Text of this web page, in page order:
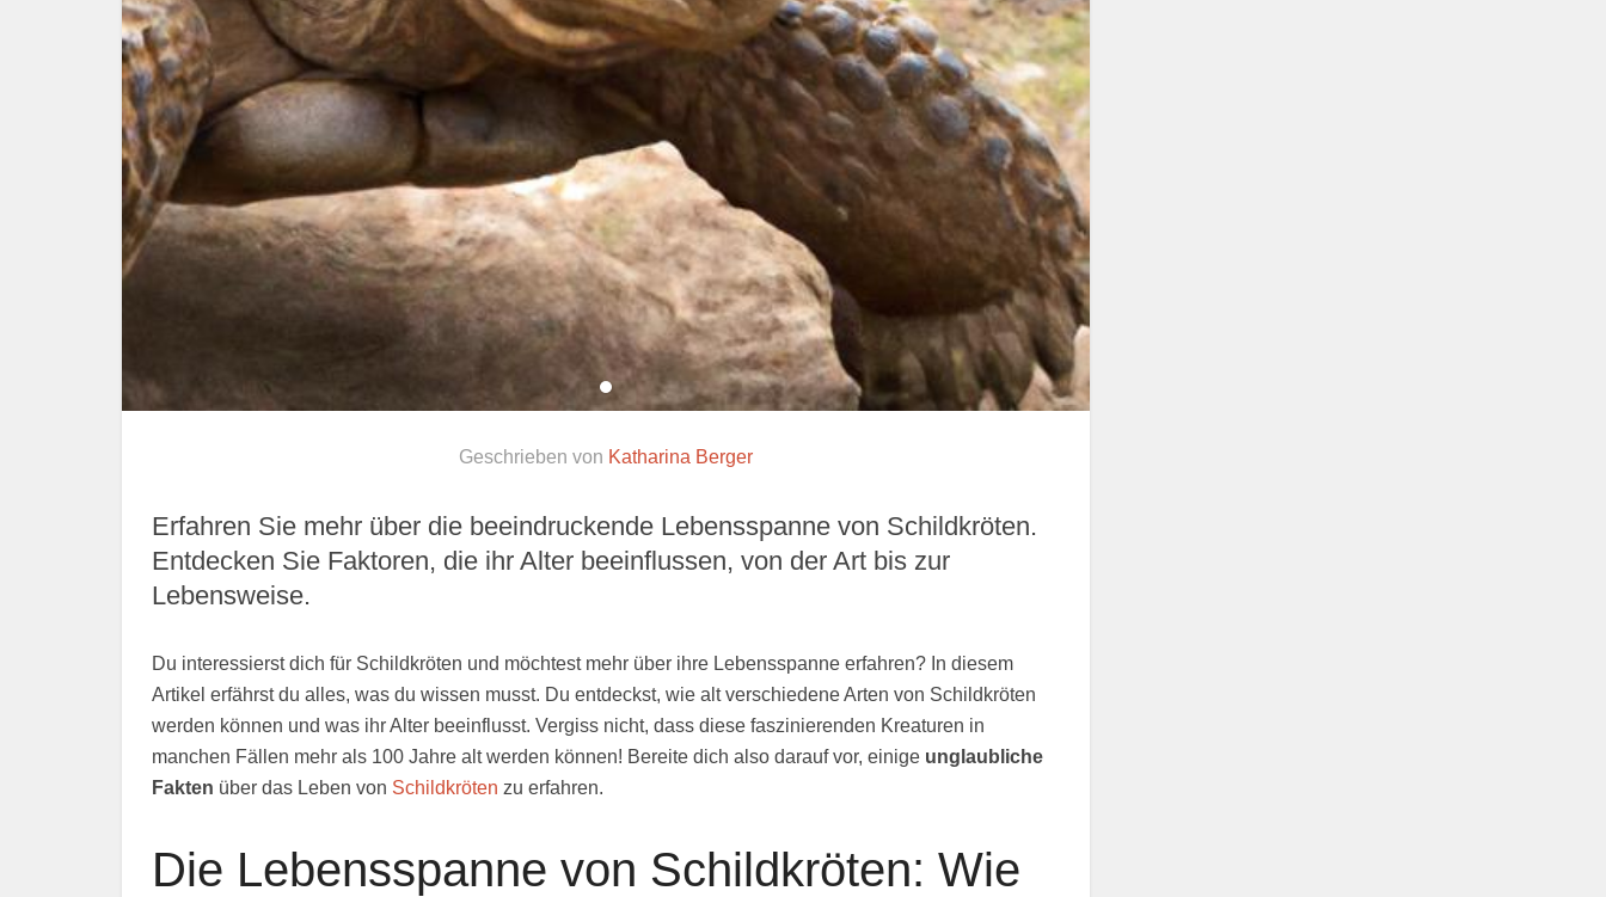
Geschrieben von Katharina Berger
Erfahren Sie mehr über die beeindruckende Lebensspanne von Schildkröten.
Entdecken Sie Faktoren, die ihr Alter beeinflussen, von der Art bis zur
Lebensweise.
Du interessierst dich für Schildkröten und möchtest mehr über ihre Lebensspanne erfahren? In diesem
Artikel erfährst du alles, was du wissen musst. Du entdeckst, wie alt verschiedene Arten von Schildkröten
werden können und was ihr Alter beeinflusst. Vergiss nicht, dass diese faszinierenden Kreaturen in
manchen Fällen mehr als 100 Jahre alt werden können! Bereite dich also darauf vor, einige unglaubliche
Fakten über das Leben von Schildkröten zu erfahren.
Die Lebensspanne von Schildkröten: Wie